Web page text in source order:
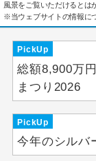
風景をご覧いただけるとは
※当ウェブサイトの情報に
PickUp
総額8,900万
まつり2026
PickUp
今年のシルバ